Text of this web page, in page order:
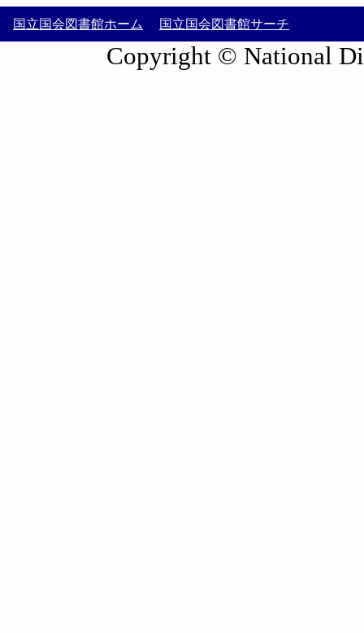
国立国会図書館ホーム 国立国会図書館サーチ
Copyright © National